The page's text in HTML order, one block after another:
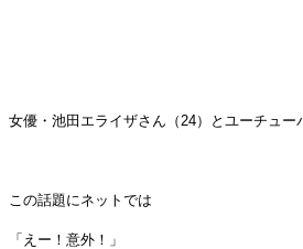
女優・池田エライザさん（24）とユーチュー
この話題にネットでは
「えー！意外！」